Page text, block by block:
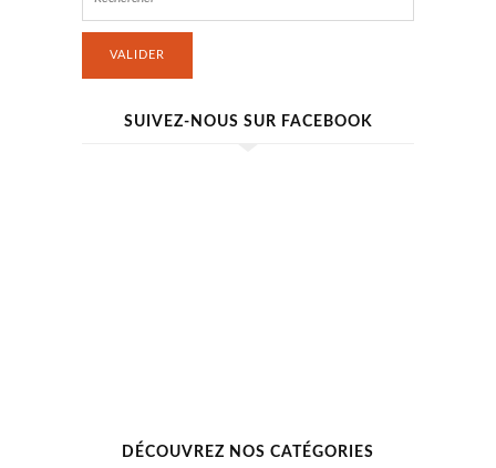
VALIDER
SUIVEZ-NOUS SUR FACEBOOK
DÉCOUVREZ NOS CATÉGORIES